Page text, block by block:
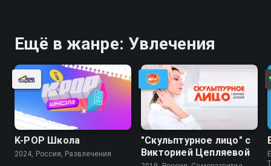
Ещё в жанре: Увлечения
K-PОР Школа
2024, Россия, Развлечения
"Скульптурное лицо" с
Викторией Цепляевой